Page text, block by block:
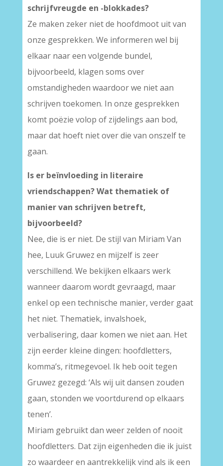
schrijfvreugde en -blokkades?
Ze maken zeker niet de hoofdmoot uit van
onze gesprekken. We informeren wel bij
elkaar naar een volgende bundel,
bijvoorbeeld, klagen soms over
omstandigheden waardoor we niet aan
schrijven toekomen. In onze gesprekken
komt poëzie volop of zijdelings aan bod,
maar dat hoeft niet over die van onszelf te
gaan.
Is er beïnvloeding in literaire
vriendschappen? Wat thematiek of
manier van schrijven betreft,
bijvoorbeeld?
Nee, die is er niet. De stijl van Miriam Van
hee, Luuk Gruwez en mijzelf is zeer
verschillend. We bekijken elkaars werk
wanneer daarom wordt gevraagd, maar
enkel op een technische manier, verder gaat
het niet. Thematiek, invalshoek,
verbalisering, daar komen we niet aan. Het
zijn eerder kleine dingen: hoofdletters,
komma’s, ritmegevoel. Ik heb ooit tegen
Gruwez gezegd: ‘Als wij uit dansen zouden
gaan, stonden we voortdurend op elkaars
tenen’.
Miriam gebruikt dan weer zelden of nooit
hoofdletters. Dat zijn eigenheden die ik juist
zo waardeer en aantrekkelijk vind als ik een